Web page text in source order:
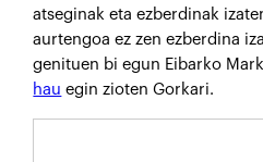
atseginak eta ezberdinak
aurtengoa ez zen ezberdina
genituen bi egun Eibarko
hau egin zioten Gorkari.